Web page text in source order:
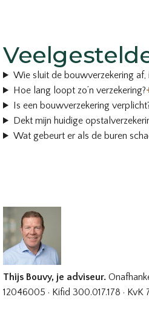
Wie sluit de bouwverzekering af,
Hoe lang loopt zo’n verzekering?
Is een bouwverzekering
Dekt mijn huidige
Wat gebeurt er als de buren
Thijs Bouvy, je adviseur.
12046005 · Kifid 300.017.178 ·